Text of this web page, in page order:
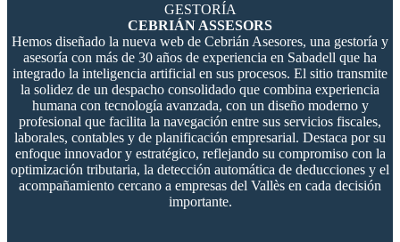
GESTORÍA
CEBRIÁN ASSESORS
Hemos diseñado la nueva web de Cebrián Asesores, una gestoría y
asesoría con más de 30 años de experiencia en Sabadell que ha
integrado la inteligencia artificial en sus procesos. El sitio transmite
la solidez de un despacho consolidado que combina experiencia
humana con tecnología avanzada, con un diseño moderno y
profesional que facilita la navegación entre sus servicios fiscales,
laborales, contables y de planificación empresarial. Destaca por su
enfoque innovador y estratégico, reflejando su compromiso con la
optimización tributaria, la detección automática de deducciones y el
acompañamiento cercano a empresas del Vallès en cada decisión
importante.